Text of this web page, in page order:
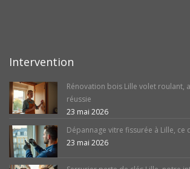
Intervention
Rénovation bois Lille volet roulant,
réussie
23 mai 2026
Dépannage vitre fissurée à Lille, ce
23 mai 2026